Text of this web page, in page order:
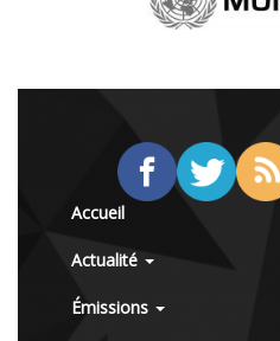
Accueil
Actualité
Émissions